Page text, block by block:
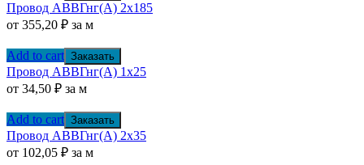
Провод АВВГнг(А) 2х185
от 355,20 ₽ за м
Add to cart Заказать
Провод АВВГнг(А) 1х25
от 34,50 ₽ за м
Add to cart Заказать
Провод АВВГнг(А) 2х35
от 102,05 ₽ за м